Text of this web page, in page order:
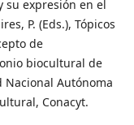
su expresión en el
P. (Eds.), Tópicos
de
biocultural de
Nacional Autónoma
Conacyt.